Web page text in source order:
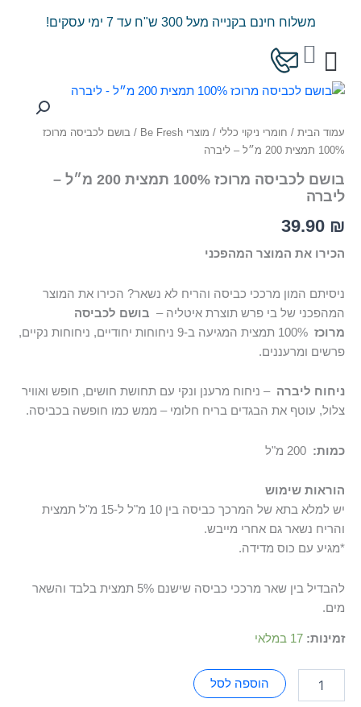
משלוח חינם בקנייה מעל 300 ש"ח עד 7 ימי עסקים!
עגלת
קניות
עמוד הבית / חומרי ניקוי כללי / מוצרי Be Fresh
/ בושם לכביסה מרוכז
100% תמצית 200 מ״ל – ליברה
בושם לכביסה מרוכז 100% תמצית 200 מ״ל –
ליברה
39.90 ₪
הכירו את המוצר המהפכני
ניסיתם המון מרככי כביסה והריח לא נשאר? הכירו את המוצר
המהפכני של בי פרש תוצרת איטליה – בושם לכביסה
מרוכז
100% תמצית המגיעה ב-9 ניחוחות יחודיים, ניחוחות נקיים,
פרשים ומרעננים.
ניחוח ליברה – ניחוח מרענן ונקי עם תחושת חושים, חופש ואוויר
צלול, עוטף את הבגדים בריח חלומי – ממש כמו חופשה בכביסה.
כמות:
הוראות שימוש
יש למלא בתא של המרכך כביסה בין 10 מ"ל ל-15 מ"ל תמצית
והריח נשאר גם אחרי מייבש.
*מגיע עם כוס מדידה.
להבדיל בין שאר מרככי כביסה שישנם 5% תמצית בלבד והשאר
מים.
זמינות: 17 במלאי
כמות
לכביסה
מרוכז
תמצית
200
-
ליברה
הוספה לסל